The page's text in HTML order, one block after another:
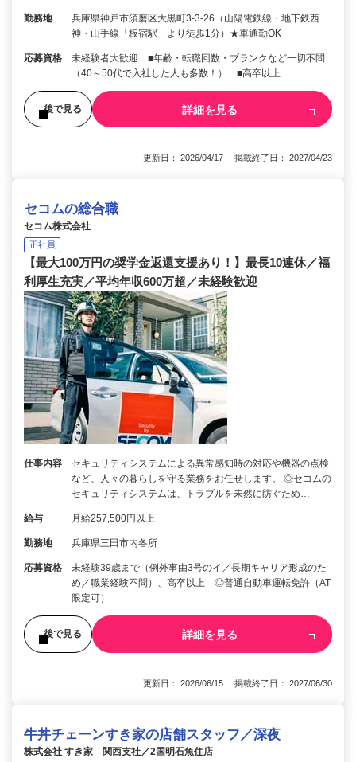
勤務地
兵庫県神戸市須磨区大黒町3-3-26（山陽電鉄線・地下鉄西
神・山手線「板宿駅」より徒歩1分）★車通勤OK
応募資格
未経験者大歓迎 ■年齢・転職回数・ブランクなど一切不問
（40～50代で入社した人も多数！） ■高卒以上
後で見る 詳細を見る
更新日： 2026/04/17 掲載終了日： 2027/04/23
セコムの総合職
セコム株式会社
正社員
【最大100万円の奨学金返還支援あり！】最長10連休／福
利厚生充実／平均年収600万超／未経験歓迎
仕事内容
セキュリティシステムによる異常感知時の対応や機器の点検
など、人々の暮らしを守る業務をお任せします。 ◎セコムの
セキュリティシステムは、トラブルを未然に防ぐため…
給与 月給257,500円以上
勤務地 兵庫県三田市内各所
応募資格
未経験39歳まで（例外事由3号のイ／長期キャリア形成のた
め／職業経験不問）、高卒以上 ◎普通自動車運転免許（AT
限定可）
後で見る 詳細を見る
更新日： 2026/06/15 掲載終了日： 2027/06/30
牛丼チェーンすき家の店舗スタッフ／深夜
株式会社 すき家 関西支社／2国明石魚住店